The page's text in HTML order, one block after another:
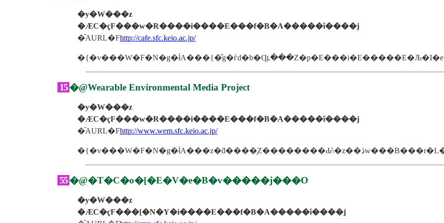
�y�W���z
�ӔC�ҁF���w�R����i����E���f�B�A�����ȋ����j
�֘AURL�Fhttp://cafe.sfc.keio.ac.jp/
15�@Wearable Environmental Media Project
�y�W���z
�ӔC�ҁF���w�R����i����E���f�B�A�����ȋ����j
�֘AURL�Fhttp://www.wem.sfc.keio.ac.jp/
55�@�T�C�o�[�E�V�e�B�v�����j���O
�y�W���z
�ӔC�ҁF���[�N�Y�i����E���f�B�A�����ȋ����j